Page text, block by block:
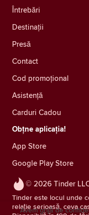
© 2026 Tinder
Tinder este locul unde
relație serioasă, ceva
Întrebări
Destinații
Presă
Contact
Cod promoțional
Asistență
Carduri Cadou
Obțne aplicația!
App Store
Google Play Store
Avem grijă de